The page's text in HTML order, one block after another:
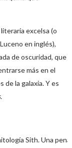
excelsa (o
en inglés),
de oscuridad, que
más en el
de la galaxia. Y es
Sith. Una